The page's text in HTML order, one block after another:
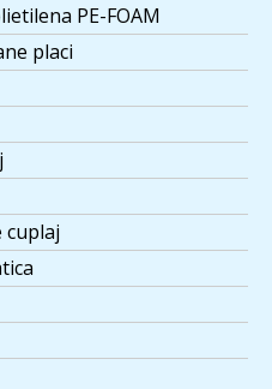
PE-FOAM
placi
cuplaj